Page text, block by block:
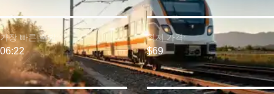
가장 빠른 출발:
06:22
최저 가격:
$69